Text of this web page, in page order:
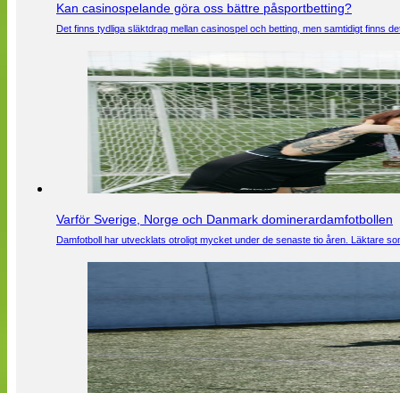
Kan casinospelande göra oss bättre påsportbetting?
Det finns tydliga släktdrag mellan casinospel och betting, men samtidigt finns
Varför Sverige, Norge och Danmark dominerardamfotbollen
Damfotboll har utvecklats otroligt mycket under de senaste tio åren. Läktare